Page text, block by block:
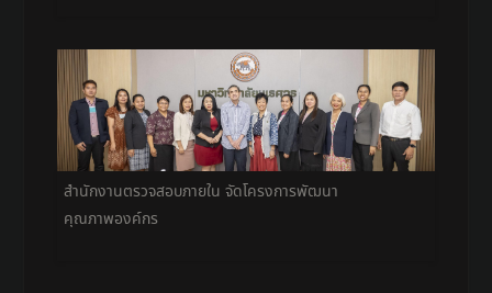
สำนักงานตรวจสอบภายใน จัดโครงการพัฒนา
คุณภาพองค์กร